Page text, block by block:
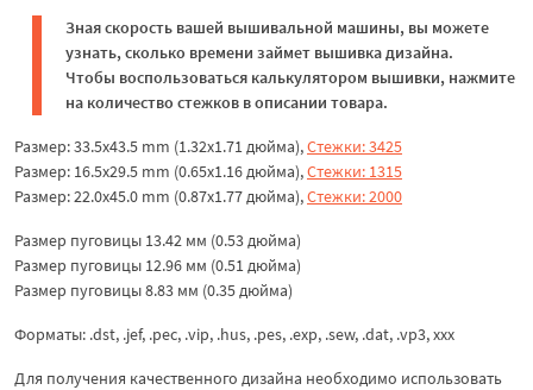
Зная скорость вашей вышивальной машины, вы можете
узнать, сколько времени займет вышивка дизайна.
Чтобы воспользоваться калькулятором вышивки, нажмите
на количество стежков в описании товара.
Размер: 33.5x43.5 mm (1.32x1.71 дюйма),Стежки: 3425
Размер: 16.5x29.5 mm (0.65x1.16 дюйма),Стежки: 1315
Размер: 22.0x45.0 mm (0.87x1.77 дюйма),Стежки: 2000
Размер пуговицы 13.42 мм (0.53 дюйма)
Размер пуговицы 12.96 мм (0.51 дюйма)
Размер пуговицы 8.83 мм (0.35 дюйма)
Форматы: .dst, .jef, .pec, .vip, .hus, .pes, .exp, .sew, .dat, .vp3, xxx
Для получения качественного дизайна необходимо использовать